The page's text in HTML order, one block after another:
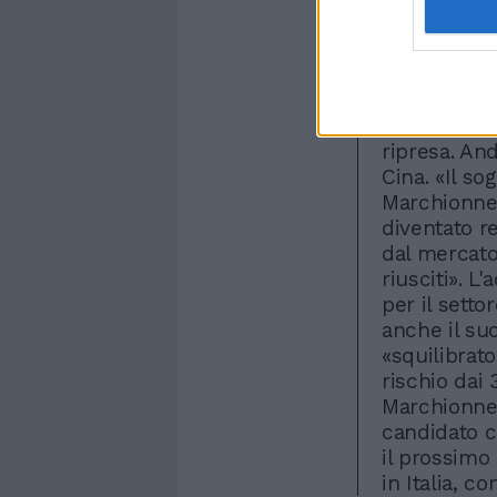
per
ripresa.
Cina. «Il
diventato
dal
riusciti».
per il
anche il
rischio dai
candidato
il prossimo
in Italia,